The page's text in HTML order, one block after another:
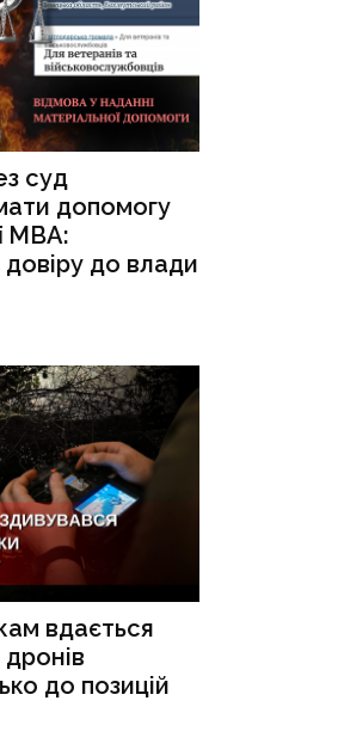
суд
допомогу
МВА:
до влади
вдається
до позицій